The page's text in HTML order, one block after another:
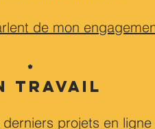
de mon
*
TRAVAIL
projets en ligne